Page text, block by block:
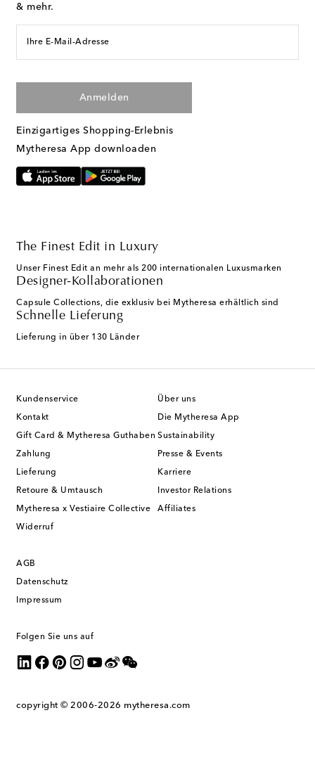
& mehr.
Ihre E-Mail-Adresse
Anmelden
Einzigartiges Shopping-Erlebnis
Mytheresa App downloaden
The Finest Edit in Luxury
Unser Finest Edit an mehr als 200 internationalen Luxusmarken
Designer-Kollaborationen
Capsule Collections, die exklusiv bei Mytheresa erhältlich sind
Schnelle Lieferung
Lieferung in über 130 Länder
Kundenservice
Kontakt
Gift Card & Mytheresa Guthaben
Zahlung
Lieferung
Retoure & Umtausch
Mytheresa x Vestiaire Collective
Widerruf
Über uns
Die Mytheresa App
Sustainability
Presse & Events
Karriere
Investor Relations
Affiliates
AGB
Datenschutz
Impressum
Folgen Sie uns auf
copyright © 2006-2026 mytheresa.com